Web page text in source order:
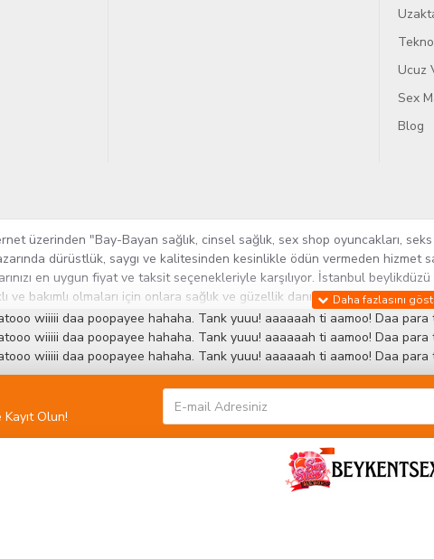
Ucuz
Sex
Blog
üzerinden "Bay-Bayan sağlık, cinsel sağlık, sex shop oyuncakları,
dürüstlük, saygı ve kalitesinden kesinlikle ödün vermeden hizmet
en uygun fiyat ve taksit seçenekleriyle karşılıyor. İstanbul
ve bakımlı olmaları için onlara sağlık ve güzellik danışmanlığı sağlıyoruz.
5000'e yakın geniş ürün yelpazesi ile Türkiye'de bu sektörde
ön planda tutan yaklaşımcı ve yenilikçi servislerin geliştirilmesi
wiiiii daa poopayee hahaha. Tank yuuu! aaaaaah ti aamoo! Daa
wiiiii daa poopayee hahaha. Tank yuuu! aaaaaah ti aamoo! Daa
wiiiii daa poopayee hahaha. Tank yuuu! aaaaaah ti aamoo! Daa
Olun!